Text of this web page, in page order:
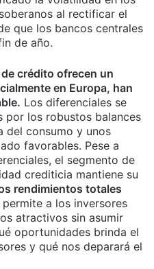
al rectificar el
que los bancos centrales
de año.
crédito ofrecen un
en Europa, han
Los diferenciales se
por los robustos balances
del consumo y unos
favorables. Pese a
el segmento de
crediticia mantiene su
rendimientos totales
a los inversores
atractivos sin asumir
oportunidades brinda el
y qué nos deparará el